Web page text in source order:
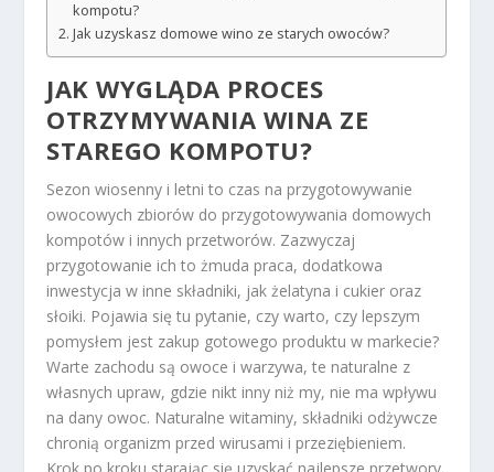
kompotu?
Jak uzyskasz domowe wino ze starych owoców?
JAK WYGLĄDA PROCES
OTRZYMYWANIA WINA ZE
STAREGO KOMPOTU?
Sezon wiosenny i letni to czas na przygotowywanie
owocowych zbiorów do przygotowywania domowych
kompotów i innych przetworów. Zazwyczaj
przygotowanie ich to żmuda praca, dodatkowa
inwestycja w inne składniki, jak żelatyna i cukier oraz
słoiki. Pojawia się tu pytanie, czy warto, czy lepszym
pomysłem jest zakup gotowego produktu w markecie?
Warte zachodu są owoce i warzywa, te naturalne z
własnych upraw, gdzie nikt inny niż my, nie ma wpływu
na dany owoc. Naturalne witaminy, składniki odżywcze
chronią organizm przed wirusami i przeziębieniem.